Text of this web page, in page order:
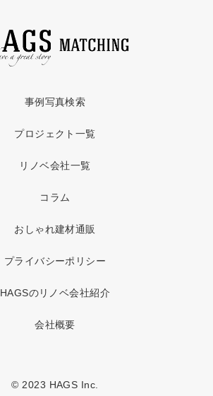
事例写真検索
プロジェクト一覧
リノベ会社一覧
コラム
おしゃれ建材通販
プライバシーポリシー
HAGSのリノベ会社紹介
会社概要
© 2023 HAGS Inc.